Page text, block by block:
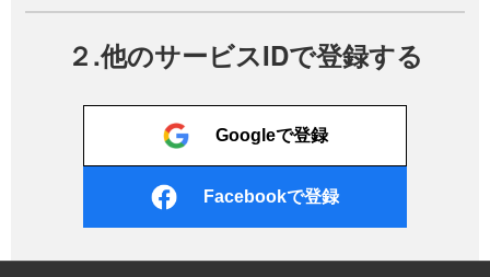
２.他のサービスIDで登録する
Googleで登録
Facebookで登録